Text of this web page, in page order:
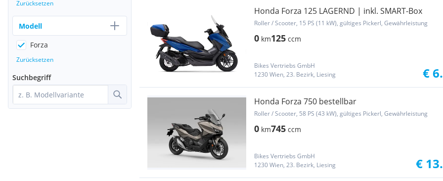
Honda Forza 125 LAGERND | inkl. SMART-Box
Roller / Scooter, 15 PS (11 kW), gültiges Pickerl, Gewährleistung
0 km125 ccm
Bikes Vertriebs GmbH
1230 Wien, 23. Bezirk, Liesing
€
Honda Forza 750 bestellbar
Roller / Scooter, 58 PS (43 kW), gültiges Pickerl, Gewährleistung
0 km745 ccm
Bikes Vertriebs GmbH
1230 Wien, 23. Bezirk, Liesing
€
Zurücksetzen
Modell
Forza
Zurücksetzen
Suchbegriff